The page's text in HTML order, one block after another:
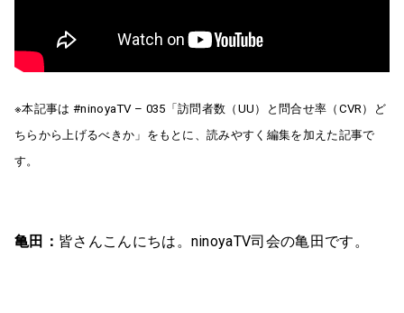
※本記事は #ninoyaTV – 035「訪問者数（UU）と問合せ率（CVR）ど
ちらから上げるべきか」をもとに、読みやすく編集を加えた記事で
す。
亀田： 皆さんこんにちは。ninoyaTV司会の亀田です。